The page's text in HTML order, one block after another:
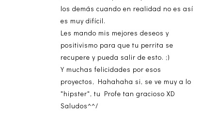
los demás cuando en realidad no es así
es muy difícil.
Les mando mis mejores deseos y
positivismo para que tu perrita se
recupere y pueda salir de esto. ;)
Y muchas felicidades por esos
proyectos, Hahahaha si, se ve muy a lo
"hipster", tu Profe tan gracioso XD
Saludos^^/